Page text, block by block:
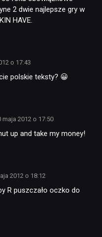
2 dwie najlepsze gry w
HAVE.
o 17:43
polskie teksty? 😀
maja 2012 o 17:50
up and take my money!
2012 o 18:12
R puszczało oczko do